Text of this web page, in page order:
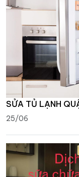
SỬA TỦ LẠNH
25/06